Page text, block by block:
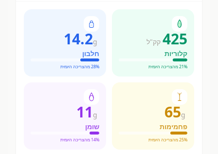
425 קק"ל
קלוריות
21% מהצריכה היומית
14.2g
חלבון
28% מהצריכה היומית
65g
פחמימות
25% מהצריכה היומית
11 g
שומן
14% מהצריכה היומית